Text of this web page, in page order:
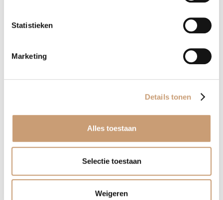
Statistieken
Marketing
Details tonen
Alles toestaan
Selectie toestaan
Weigeren